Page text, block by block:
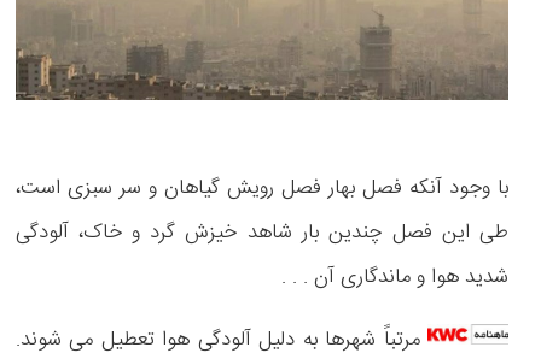
با وجود آنکه فصل بهار فصل رویش گیاهان و سر سبزی است،
طی این فصل چندین ‌بار شاهد خیزش گرد و خاک، آلودگی
شدید هوا و ماندگاری آن . . .
مرتباً شهرها به دلیل آلودگی هوا تعطیل می شوند.